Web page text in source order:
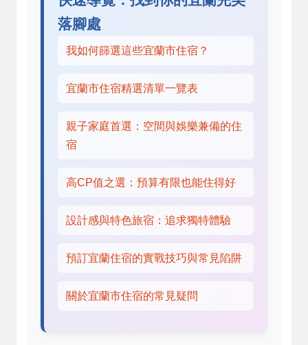
落腳處
我如何篩選這些宜蘭市住宿？
宜蘭市住宿精選清單一覽表
親子家庭首選：空間與娛樂兼備的住
宿
高CP值之選：預算有限也能住得好
設計感與特色旅宿：追求獨特體驗
預訂宜蘭住宿的實戰技巧與常見陷阱
關於宜蘭市住宿的常見疑問